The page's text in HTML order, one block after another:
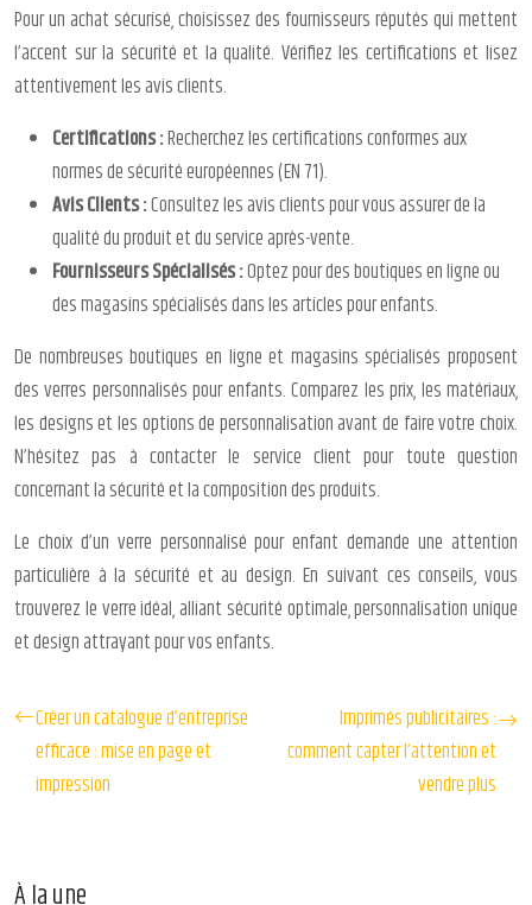
Pour un achat sécurisé, choisissez des fournisseurs réputés qui mettent
l’accent sur la sécurité et la qualité. Vérifiez les certifications et lisez
attentivement les avis clients.
Certifications :Recherchez les certifications conformes aux
normes de sécurité européennes (EN 71).
Avis Clients :Consultez les avis clients pour vous assurer de la
qualité du produit et du service après-vente.
Fournisseurs Spécialisés :Optez pour des boutiques en ligne ou
des magasins spécialisés dans les articles pour enfants.
De nombreuses boutiques en ligne et magasins spécialisés proposent
des verres personnalisés pour enfants. Comparez les prix, les matériaux,
les designs et les options de personnalisation avant de faire votre choix.
N’hésitez pas à contacter le service client pour toute question
concernant la sécurité et la composition des produits.
Le choix d’un verre personnalisé pour enfant demande une attention
particulière à la sécurité et au design. En suivant ces conseils, vous
trouverez le verre idéal, alliant sécurité optimale, personnalisation unique
et design attrayant pour vos enfants.
Créer un catalogue d’entreprise
efficace : mise en page et
impression
Imprimés publicitaires :
comment capter l’attention et
vendre plus
À la une